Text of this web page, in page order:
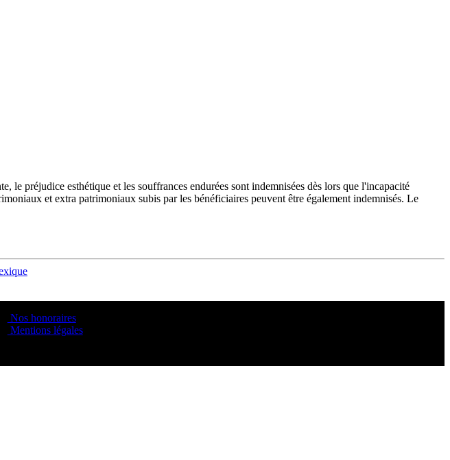
préjudice esthétique et les souffrances endurées sont indemnisées dès lors que l'incapacité
et extra patrimoniaux subis par les bénéficiaires peuvent être également indemnisés. Le
Nos honoraires
Mentions légales